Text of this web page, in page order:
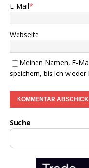
E-Mail*
Webseite
Meinen Namen, E-
speichern, bis ich
Suche